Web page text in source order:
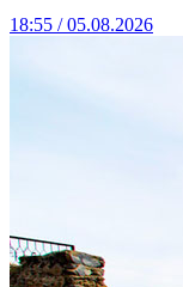
18:55 / 05.08.2026